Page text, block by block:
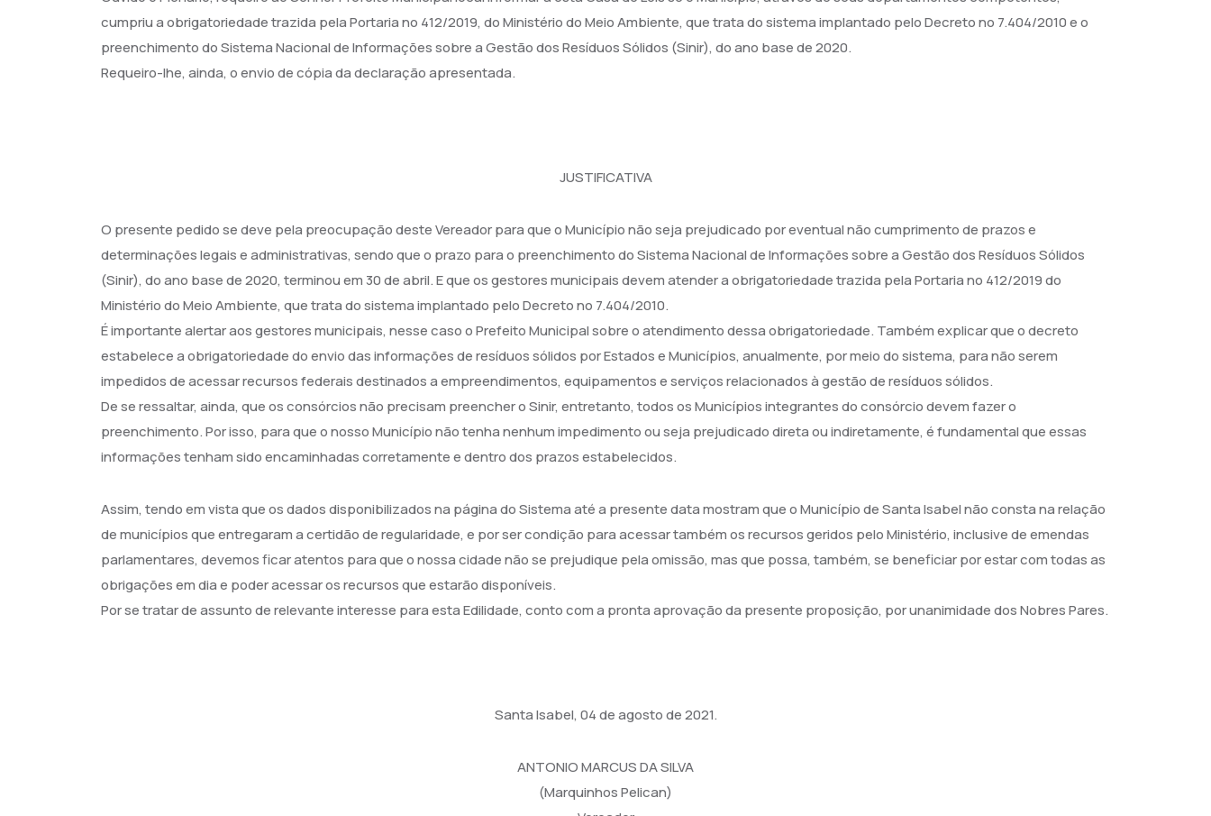
cumpriu a obrigatoriedade trazida pela Portaria no 412/2019, do Ministério do Meio Ambiente, que trata do sistema implantado pelo Decreto no 7.404/2010 e o
preenchimento do Sistema Nacional de Informações sobre a Gestão dos Resíduos Sólidos (Sinir), do ano base de 2020.
Requeiro-lhe, ainda, o envio de cópia da declaração apresentada.
JUSTIFICATIVA
O presente pedido se deve pela preocupação deste Vereador para que o Município não seja prejudicado por eventual não cumprimento de prazos e
determinações legais e administrativas, sendo que o prazo para o preenchimento do Sistema Nacional de Informações sobre a Gestão dos Resíduos Sólidos
(Sinir), do ano base de 2020, terminou em 30 de abril. E que os gestores municipais devem atender a obrigatoriedade trazida pela Portaria no 412/2019 do
Ministério do Meio Ambiente, que trata do sistema implantado pelo Decreto no 7.404/2010.
É importante alertar aos gestores municipais, nesse caso o Prefeito Municipal sobre o atendimento dessa obrigatoriedade. Também explicar que o decreto
estabelece a obrigatoriedade do envio das informações de resíduos sólidos por Estados e Municípios, anualmente, por meio do sistema, para não serem
impedidos de acessar recursos federais destinados a empreendimentos, equipamentos e serviços relacionados à gestão de resíduos sólidos.
De se ressaltar, ainda, que os consórcios não precisam preencher o Sinir, entretanto, todos os Municípios integrantes do consórcio devem fazer o
preenchimento. Por isso, para que o nosso Município não tenha nenhum impedimento ou seja prejudicado direta ou indiretamente, é fundamental que essas
informações tenham sido encaminhadas corretamente e dentro dos prazos estabelecidos.
Assim, tendo em vista que os dados disponibilizados na página do Sistema até a presente data mostram que o Município de Santa Isabel não consta na relação
de municípios que entregaram a certidão de regularidade, e por ser condição para acessar também os recursos geridos pelo Ministério, inclusive de emendas
parlamentares, devemos ficar atentos para que o nossa cidade não se prejudique pela omissão, mas que possa, também, se beneficiar por estar com todas as
obrigações em dia e poder acessar os recursos que estarão disponíveis.
Por se tratar de assunto de relevante interesse para esta Edilidade, conto com a pronta aprovação da presente proposição, por unanimidade dos Nobres Pares.
Santa Isabel, 04 de agosto de 2021.
ANTONIO MARCUS DA SILVA
(Marquinhos Pelican)